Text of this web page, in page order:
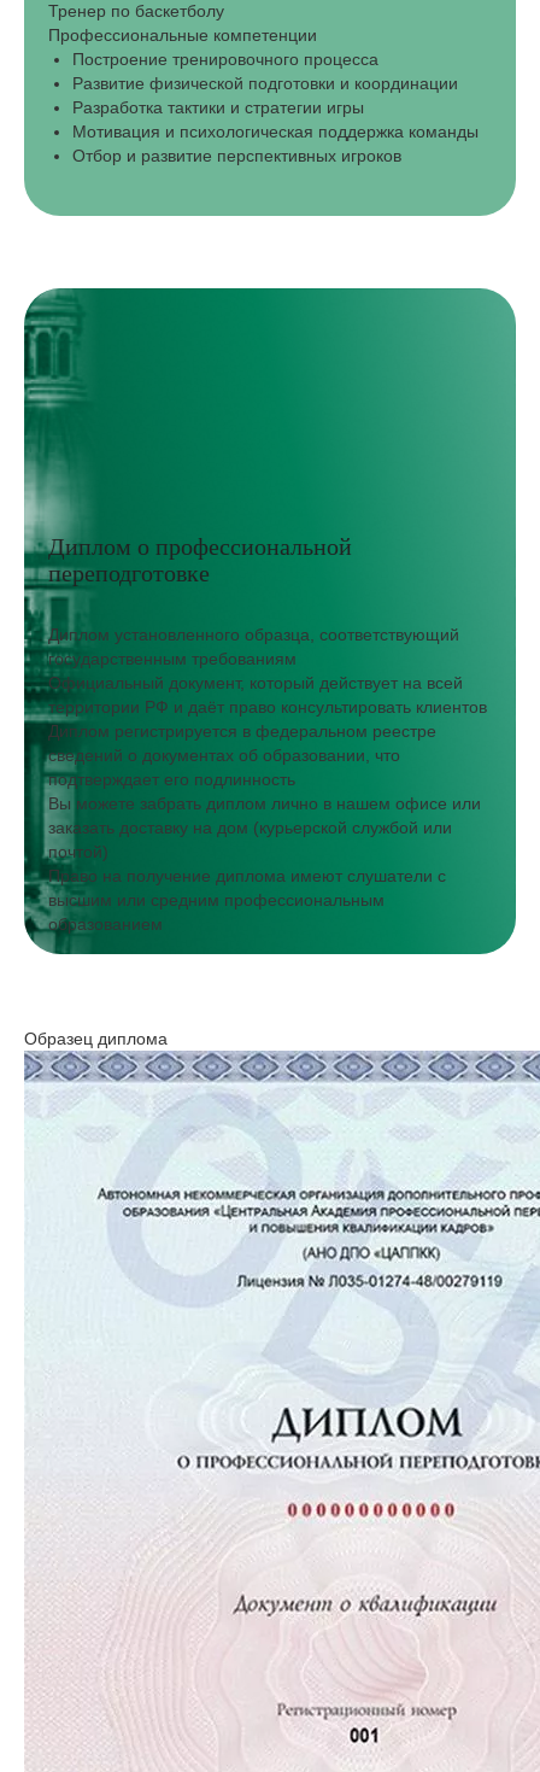
Тренер по баскетболу
Профессиональные компетенции
Построение тренировочного процесса
Развитие физической подготовки и координации
Разработка тактики и стратегии игры
Мотивация и психологическая поддержка команды
Отбор и развитие перспективных игроков
Диплом о профессиональной
переподготовке
Диплом установленного образца, соответствующий
государственным требованиям
Официальный документ, который действует на всей
территории РФ и даёт право консультировать клиентов
Диплом регистрируется в федеральном реестре
сведений о документах об образовании, что
подтверждает его подлинность
Вы можете забрать диплом лично в нашем офисе или
заказать доставку на дом (курьерской службой или
почтой)
Право на получение диплома имеют слушатели с
высшим или средним профессиональным
образованием
Образец диплома